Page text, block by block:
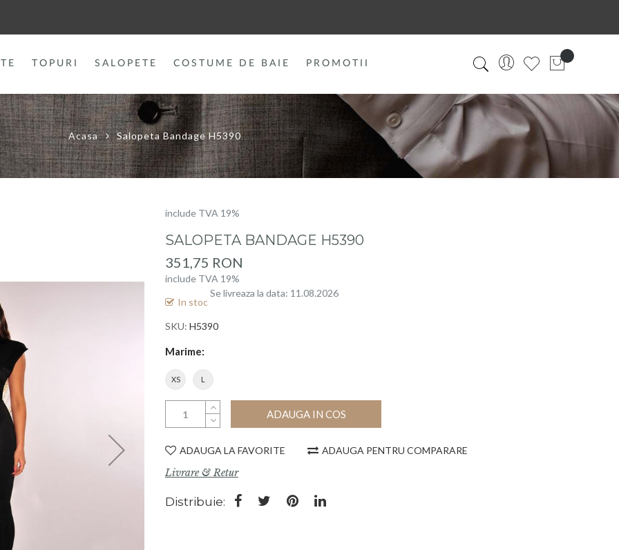
TOPURI SALOPETE COSTUME DE BAIE PROMOTII
Acasa Salopeta Bandage H5390
include TVA 19%
SALOPETA BANDAGE H5390
351,75 RON
include TVA 19%
In stoc
Se livreaza la data: 11.08.2026
SKU H5390
Marime
XS L
ADAUGA IN COS
ADAUGA LA FAVORITE ADAUGA PENTRU COMPARARE
Livrare & Retur
Distribuie: